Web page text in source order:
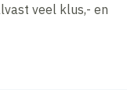
veel klus,- en